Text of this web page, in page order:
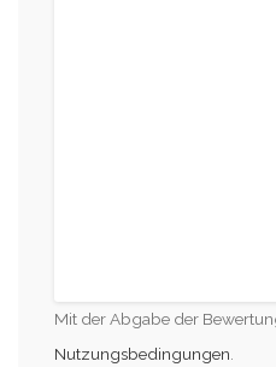
Mit der Abgabe der
Nutzungsbedingungen